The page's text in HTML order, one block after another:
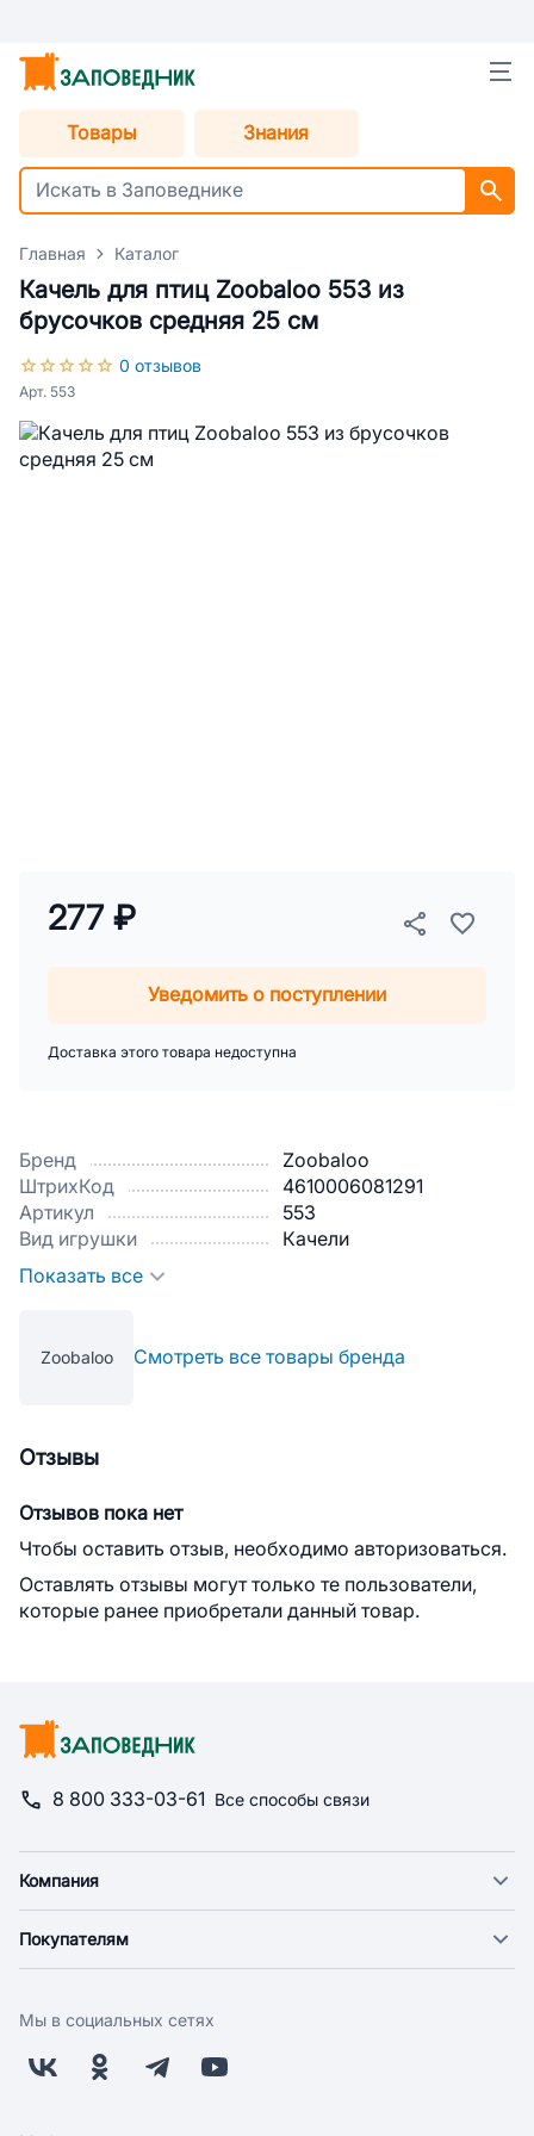
Товары Знания
Главная Каталог
Качель для птиц Zoobaloo 553 из
брусочков средняя 25 см
0 отзывов
Арт. 553
Бренд
Zoobaloo
ШтрихКод
4610006081291
Артикул
553
Вид игрушки
Качели
Показать все
Zoobaloo Смотреть все товары бренда
277 ₽
Уведомить о поступлении
Доставка этого товара недоступна
Отзывы
Отзывов пока нет
Чтобы оставить отзыв, необходимо авторизоваться.
Оставлять отзывы могут только те пользователи,
которые ранее приобретали данный товар.
8 800 333-03-61 Все способы связи
Компания
Новости
Поставщикам
Заводчикам
Покупателям
Оплата
Бонусная программа
Мы в социальных сетях